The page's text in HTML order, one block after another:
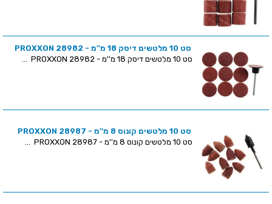
סט 10 מלטשים דיסק 18 מ''מ - PROXXON 28982
סט 10 מלטשים דיסק 18 מ''מ - PROXXON 28982 ...
סט 10 מלטשים קונוס 8 מ''מ - PROXXON 28987
סט 10 מלטשים קונוס 8 מ''מ - PROXXON 28987 ...